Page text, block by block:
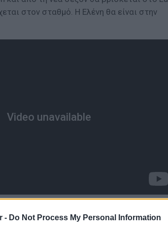
- Do Not Process My Personal Information
στον σταθμό. Η Ελένη θα είναι στην